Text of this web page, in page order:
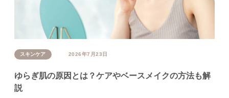
スキンケア 2026年7月23日
ゆらぎ肌の原因とは？ケアやベースメイクの方法も解
説